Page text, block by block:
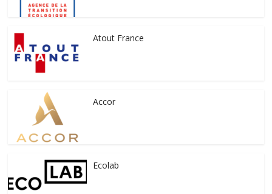
Atout France
Accor
Ecolab